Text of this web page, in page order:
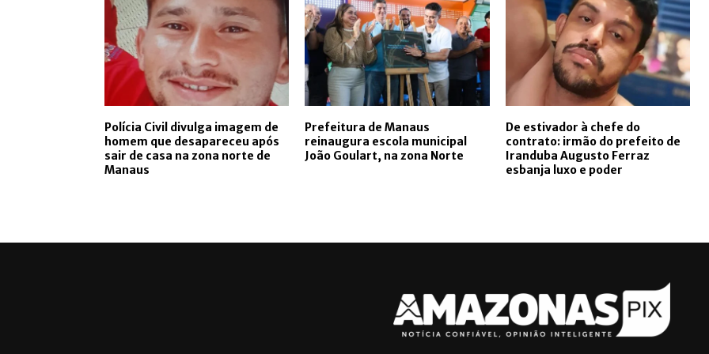
Polícia Civil divulga imagem de
homem que desapareceu após
sair de casa na zona norte de
Manaus
Prefeitura de Manaus
reinaugura escola municipal
João Goulart, na zona Norte
De estivador à chefe do
contrato: irmão do prefeito de
Iranduba Augusto Ferraz
esbanja luxo e poder